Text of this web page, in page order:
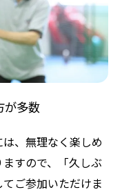
が多数
、無理なく楽しめ
すので、「久しぶ
ご参加いただけま